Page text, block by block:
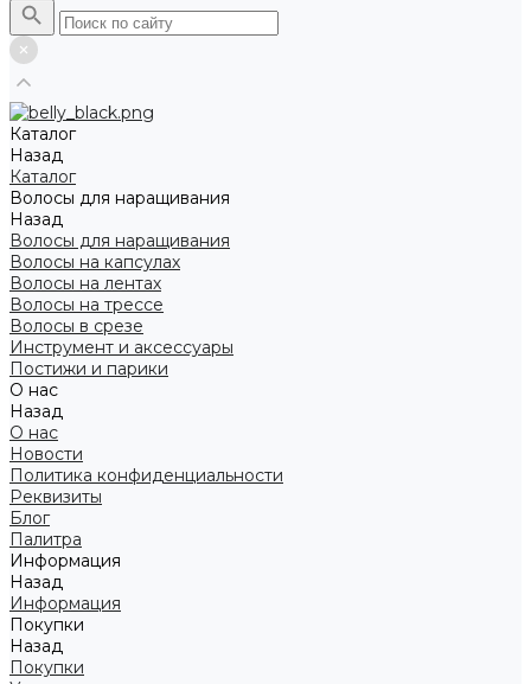
Каталог
Назад
Каталог
Волосы для наращивания
Назад
Волосы для наращивания
Волосы на капсулах
Волосы на лентах
Волосы на трессе
Волосы в срезе
Инструмент и аксессуары
Постижи и парики
О нас
Назад
О нас
Новости
Политика конфиденциальности
Реквизиты
Блог
Палитра
Информация
Назад
Информация
Покупки
Назад
Покупки